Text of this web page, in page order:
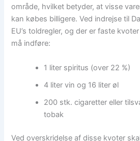
område, hvilket betyder, at visse
kan købes billigere. Ved indrejse til
EU’s toldregler, og der er faste
må indføre:
1 liter spiritus (over 22 %)
4 liter vin og 16 liter øl
200 stk. cigaretter eller
tobak
Ved overskridelse af disse kvoter